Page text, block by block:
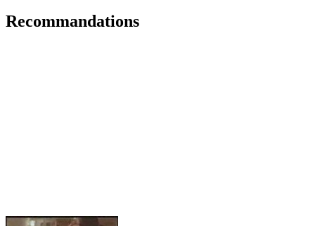
Recommandations